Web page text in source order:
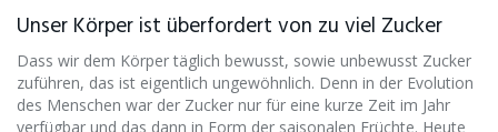
Unser Körper ist überfordert von zu viel Zucker
Dass wir dem Körper täglich bewusst, sowie unbewusst Zucker
zuführen, das ist eigentlich ungewöhnlich. Denn in der Evolution
des Menschen war der Zucker nur für eine kurze Zeit im Jahr
verfügbar und das dann in Form der saisonalen Früchte. Heute